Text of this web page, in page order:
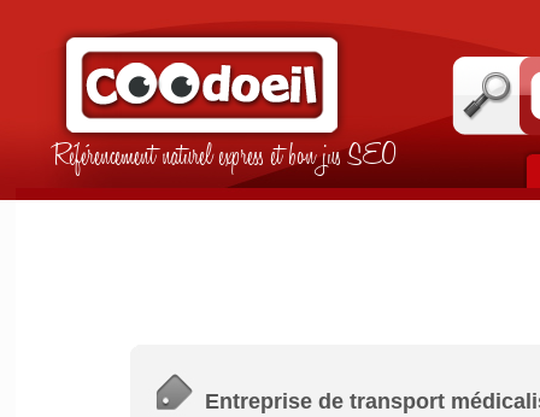
Référencement naturel express et bon jus SEO
Entreprise de transport